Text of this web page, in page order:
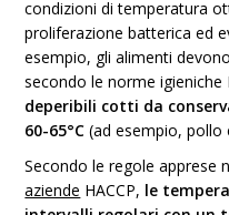
condizioni di temperatura
proliferazione batterica ed
esempio, gli alimenti
secondo le norme igieniche
deperibili cotti da
60-65°C (ad esempio, pollo
Secondo le regole apprese
aziende HACCP, le